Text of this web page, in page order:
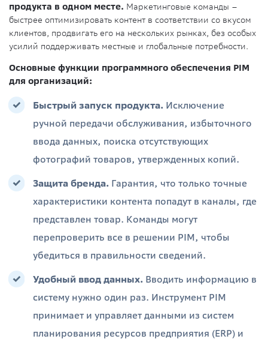
продукта в одном месте. Маркетинговые команды –
быстрее оптимизировать контент в соответствии со вкусом
клиентов, продвигать его на нескольких рынках, без особых
усилий поддерживать местные и глобальные потребности.
Основные функции программного обеспечения PIM
для организаций:
Быстрый запуск продукта. Исключение
ручной передачи обслуживания, избыточного
ввода данных, поиска отсутствующих
фотографий товаров, утвержденных копий.
Защита бренда. Гарантия, что только точные
характеристики контента попадут в каналы, где
представлен товар. Команды могут
перепроверить все в решении PIM, чтобы
убедиться в правильности сведений.
Удобный ввод данных. Вводить информацию в
систему нужно один раз. Инструмент PIM
принимает и управляет данными из систем
планирования ресурсов предприятия (ERP) и